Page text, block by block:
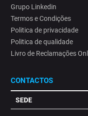
Grupo Linkedin
Termos e Condições
Politica de privacidade
Politica de qualidade
Livro de Reclamações
CONTACTOS
SEDE